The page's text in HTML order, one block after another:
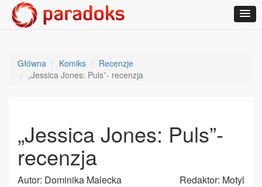
Główna Komiks
Recenzje
„Jessica Jones: Puls”- recenzja
„Jessica Jones: Puls”-
recenzja
Autor: Dominika Malecka Redaktor: Motyl